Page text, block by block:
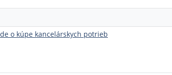
o kúpe kancelárskych potrieb